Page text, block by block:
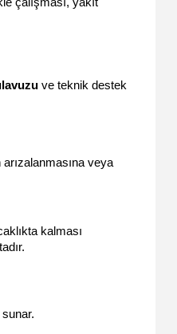
ve teknik destek
veya
kalması